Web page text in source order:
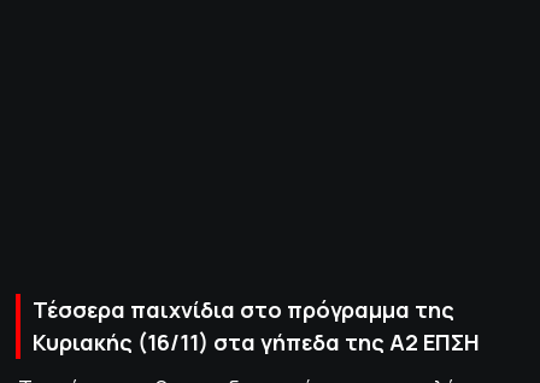
Τέσσερα παιχνίδια στο πρόγραμμα της
Κυριακής (16/11) στα γήπεδα της Α2 ΕΠΣΗ